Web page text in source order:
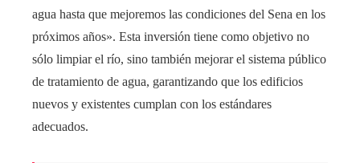
agua hasta que mejoremos las condiciones del Sena en los
próximos años». Esta inversión tiene como objetivo no
sólo limpiar el río, sino también mejorar el sistema público
de tratamiento de agua, garantizando que los edificios
nuevos y existentes cumplan con los estándares
adecuados.